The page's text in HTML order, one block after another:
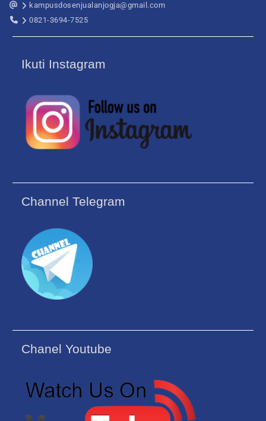
kampusdosenjualanjogja@gmail.com
0821-3694-7525
Ikuti Instagram
Channel Telegram
Chanel Youtube